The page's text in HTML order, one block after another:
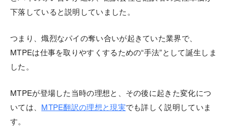
下落していると説明していました。
つまり、熾烈なパイの奪い合いが起きていた業界で、
MTPEは仕事を取りやすくするための“手法”として誕生しま
した。
MTPEが登場した当時の理想と、その後に起きた変化につ
いては、 MTPE翻訳の理想と現実でも詳しく説明していま
す。